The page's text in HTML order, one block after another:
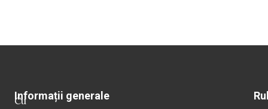
Cu
Informații generale